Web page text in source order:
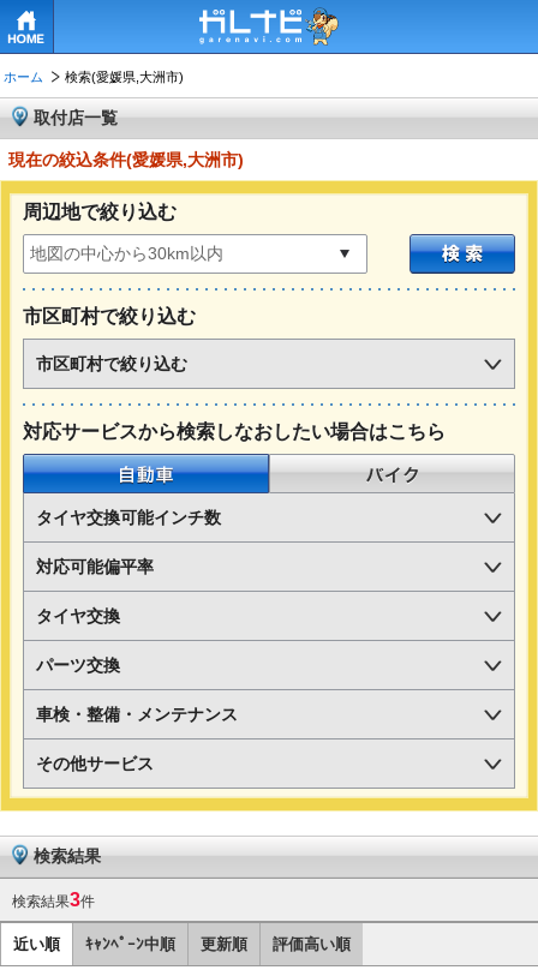
ホーム 検索(愛媛県,大洲市)
取付店一覧
現在の絞込条件(愛媛県,大洲市)
周辺地で絞り込む
市区町村で絞り込む
市区町村で絞り込む
対応サービスから検索しなおしたい場合はこちら
自動車
タイヤ交換可能インチ数
対応可能偏平率
タイヤ交換
パーツ交換
車検・整備・メンテナンス
その他サービス
検索結果
検索結果3件
近い順 ｷｬﾝﾍﾟｰﾝ中順 更新順 評価高い順